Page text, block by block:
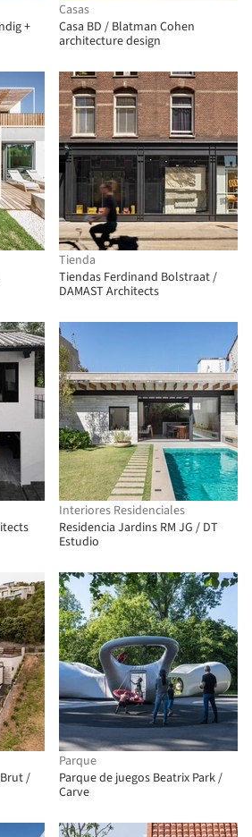
+
Casas
Casa BD / Blatman Cohen
architecture design
Tienda
Tiendas Ferdinand Bolstraat /
DAMAST Architects
Interiores Residenciales
Residencia Jardins RM JG / DT
Estudio
/
Parque
Parque de juegos Beatrix Park /
Carve